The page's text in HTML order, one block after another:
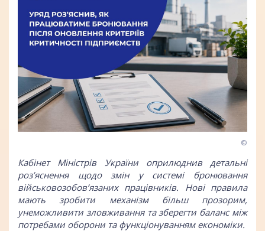
©
Кабінет Міністрів України оприлюднивдетальні
роз’яснення щодо змін у системі бронювання
військовозобов’язаних працівників. Нові правила
мають зробити механізм більш прозорим,
унеможливити зловживання та зберегти баланс між
потребами оборони та функціонуванням економіки.